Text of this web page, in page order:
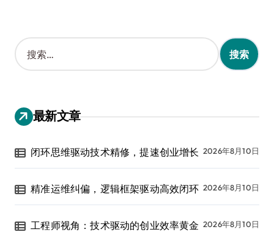
搜
索
：
最新文章
闭环思维驱动技术精修，提速创业增长 2026年8月10日
精准运维纠偏，逻辑框架驱动高效闭环 2026年8月10日
工程师视角：技术驱动的创业效率黄金 2026年8月10日